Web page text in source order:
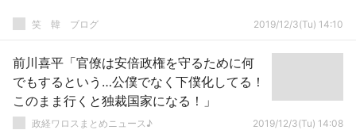
笑 韓 ブログ 2019/12/3(Tu) 14:10
前川喜平「官僚は安倍政権を守るために何
でもするという…公僕でなく下僕化してる！
このまま行くと独裁国家になる！」
政経ワロスまとめニュース♪ 2019/12/3(Tu) 14:08